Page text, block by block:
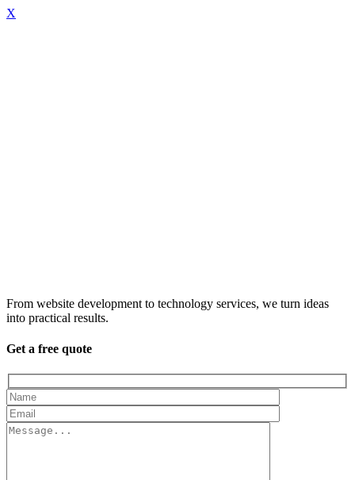
X
From website development to technology services, we turn ideas
into practical results.
Get a free quote